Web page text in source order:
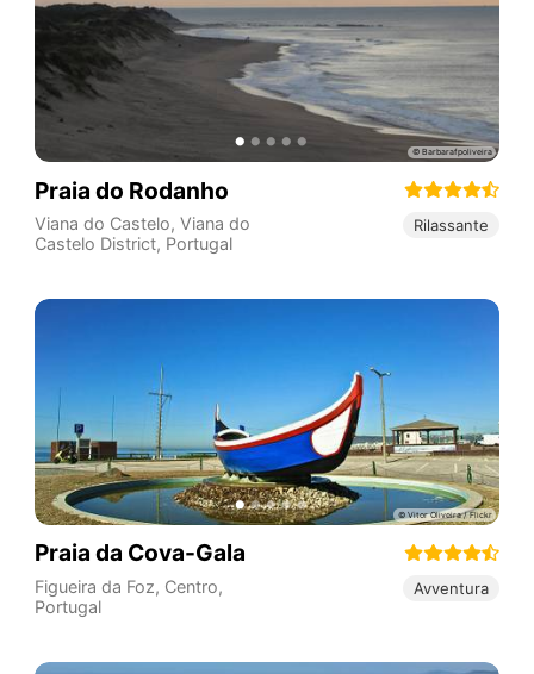
Praia do Rodanho
Viana do Castelo, Viana do
Castelo District, Portugal
Rilassante
Praia da Cova-Gala
Figueira da Foz, Centro,
Portugal
Avventura